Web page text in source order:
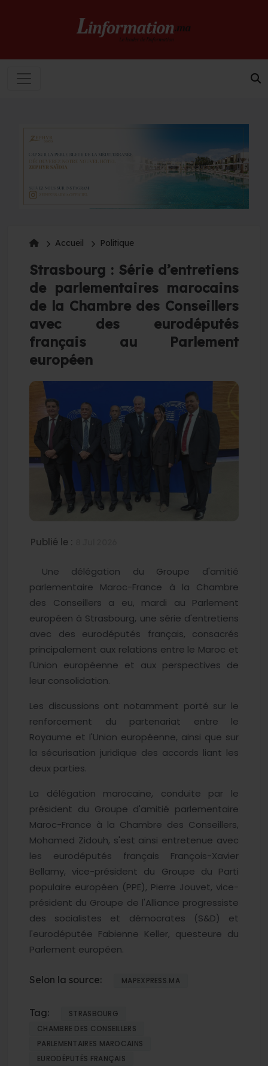
Accueil Politique
Strasbourg : Série d’entretiens
de parlementaires marocains
de la Chambre des Conseillers
avec des eurodéputés
français au Parlement
européen
Publié le :
Une délégation du Groupe d'amitié
parlementaire Maroc-France à la Chambre
des Conseillers a eu, mardi au Parlement
européen à Strasbourg, une série d'entretiens
avec des eurodéputés français, consacrés
principalement aux relations entre le Maroc et
l'Union européenne et aux perspectives de
leur consolidation.
Les discussions ont notamment porté sur le
renforcement du partenariat entre le
Royaume et l'Union européenne, ainsi que sur
la sécurisation juridique des accords liant les
deux parties.
La délégation marocaine, conduite par le
président du Groupe d'amitié parlementaire
Maroc-France à la Chambre des Conseillers,
Mohamed Zidouh, s'est ainsi entretenue avec
les eurodéputés français François-Xavier
Bellamy, vice-président du Groupe du Parti
populaire européen (PPE), Pierre Jouvet, vice-
président du Groupe de l'Alliance progressiste
des socialistes et démocrates (S&D) et
l'eurodéputée Fabienne Keller, questeure du
Parlement européen.
Selon la source: MAPEXPRESS.MA
Tag:
STRASBOURG
CHAMBRE DES CONSEILLERS
PARLEMENTAIRES MAROCAINS
EURODÉPUTÉS FRANÇAIS